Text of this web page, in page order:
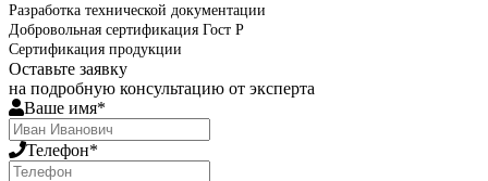
Разработка технической документации
Добровольная сертификация Гост Р
Сертификация продукции
Оставьте заявку
на подробную консультацию от эксперта
Ваше имя*
Телефон*